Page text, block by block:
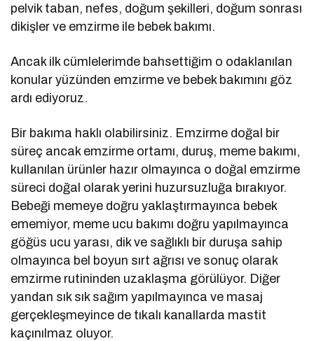
pelvik taban, nefes, doğum şekilleri, doğum sonrası
dikişler ve emzirme ile bebek bakımı.
Ancak ilk cümlelerimde bahsettiğim o odaklanılan
konular yüzünden emzirme ve bebek bakımını göz
ardı ediyoruz.
Bir bakıma haklı olabilirsiniz. Emzirme doğal bir
süreç ancak emzirme ortamı, duruş, meme bakımı,
kullanılan ürünler hazır olmayınca o doğal emzirme
süreci doğal olarak yerini huzursuzluğa bırakıyor.
Bebeği memeye doğru yaklaştırmayınca bebek
ememiyor, meme ucu bakımı doğru yapılmayınca
göğüs ucu yarası, dik ve sağlıklı bir duruşa sahip
olmayınca bel boyun sırt ağrısı ve sonuç olarak
emzirme rutininden uzaklaşma görülüyor. Diğer
yandan sık sık sağım yapılmayınca ve masaj
gerçekleşmeyince de tıkalı kanallarda mastit
kaçınılmaz oluyor.